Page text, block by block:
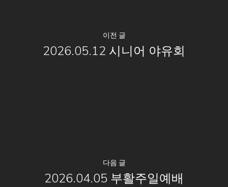
이전 글
2026.05.12 시니어 야유회
다음 글
2026.04.05 부활주일예배